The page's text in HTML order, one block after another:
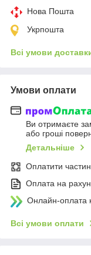
Нова Пошта
Укрпошта
Всі умови
Умови оплати
Ви отримаєте
або гроші
Детальніше
Оплатити
Оплата на
Онлайн-оплата
Всі умови оплати